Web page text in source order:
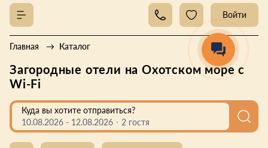
Войти
Главная Каталог
Загородные отели на Охотском море с
Wi-Fi
Куда вы хотите отправиться?
10.08.2026 - 12.08.2026 2 гостя